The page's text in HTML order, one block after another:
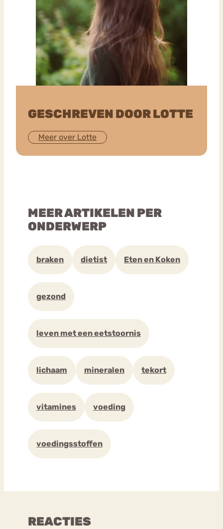
GESCHREVEN DOOR LOTTE
Meer over Lotte
MEER ARTIKELEN PER
ONDERWERP
braken dietist Eten en Koken
gezond
leven met een eetstoornis
lichaam mineralen tekort
vitamines voeding
voedingsstoffen
REACTIES